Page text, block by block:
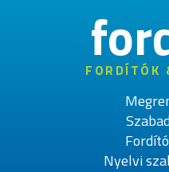
FORDÍTÓK
Nyelvi